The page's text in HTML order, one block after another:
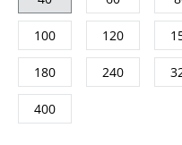
100 120
180 240
400